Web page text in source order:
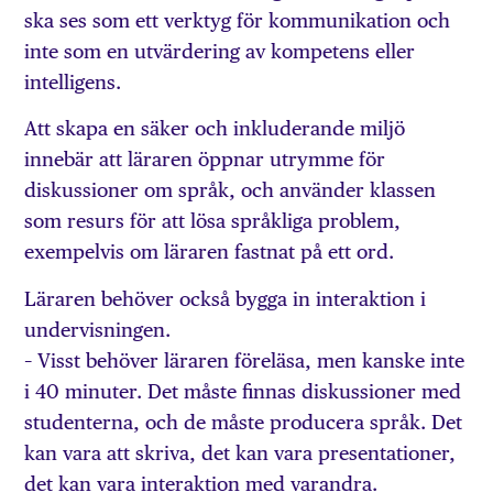
ska ses som ett verktyg för kommunikation och
inte som en utvärdering av kompetens eller
intelligens.
Att skapa en säker och inkluderande miljö
innebär att läraren öppnar utrymme för
diskussioner om språk, och använder klassen
som resurs för att lösa språkliga problem,
exempelvis om läraren fastnat på ett ord.
Läraren behöver också bygga in interaktion i
undervisningen.
– Visst behöver läraren föreläsa, men kanske inte
i 40 minuter. Det måste finnas diskussioner med
studenterna, och de måste producera språk. Det
kan vara att skriva, det kan vara presentationer,
det kan vara interaktion med varandra.